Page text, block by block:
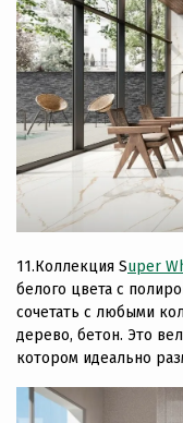
11.Коллекция Super
белого цвета с
сочетать с любыми
дерево, бетон. Это
котором идеально